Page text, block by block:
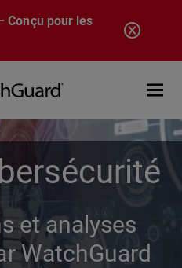
Conçu pour les
Open
et analyses
WatchGuard